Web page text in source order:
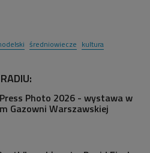
średniowiecze kultura
Photo 2026 - wystawa w
Gazowni Warszawskiej